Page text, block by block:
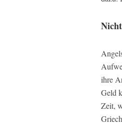
ihre
Geld
Zeit,